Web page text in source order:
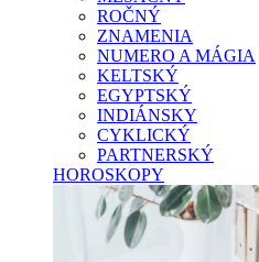
ROČNÝ
ZNAMENIA
NUMERO A MÁGIA
KELTSKÝ
EGYPTSKÝ
INDIÁNSKY
CYKLICKÝ
PARTNERSKÝ
HOROSKOPY